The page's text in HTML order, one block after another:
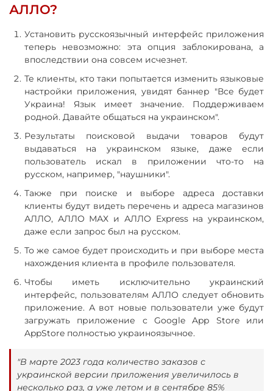
АЛЛО?
Установить русскоязычный интерфейс приложения
теперь невозможно: эта опция заблокирована, а
впоследствии она совсем исчезнет.
Те клиенты, кто таки попытается изменить языковые
настройки приложения, увидят баннер "Все будет
Украина! Язык имеет значение. Поддерживаем
родной. Давайте общаться на украинском".
Результаты поисковой выдачи товаров будут
выдаваться на украинском языке, даже если
пользователь искал в приложении что-то на
русском, например, "наушники".
Также при поиске и выборе адреса доставки
клиенты будут видеть перечень и адреса магазинов
АЛЛО, АЛЛО МАХ и АЛЛО Express на украинском,
даже если запрос был на русском.
То же самое будет происходить и при выборе места
нахождения клиента в профиле пользователя.
Чтобы иметь исключительно украинский
интерфейс, пользователям АЛЛО следует обновить
приложение. А вот новые пользователи уже будут
загружать приложение с Google App Store или
AppStore полностью украиноязычное.
"В марте 2023 года количество заказов с
украинской версии приложения увеличилось в
несколько раз, а уже летом и в сентябре 85%